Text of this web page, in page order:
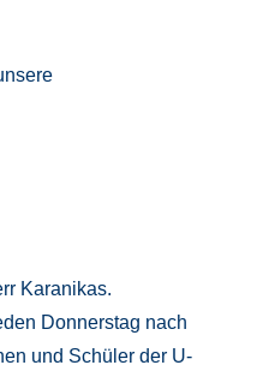
Karanikas.
Donnerstag nach
und Schüler der U-